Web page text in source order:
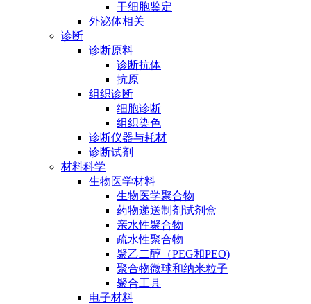
干细胞鉴定
外泌体相关
诊断
诊断原料
诊断抗体
抗原
组织诊断
细胞诊断
组织染色
诊断仪器与耗材
诊断试剂
材料科学
生物医学材料
生物医学聚合物
药物递送制剂试剂盒
亲水性聚合物
疏水性聚合物
聚乙二醇（PEG和PEO)
聚合物微球和纳米粒子
聚合工具
电子材料